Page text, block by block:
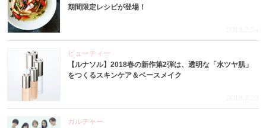
期間限定レシピが登場！
2018.2.24
ビューティー
【ルナソル】2018春の新作第2弾は、透明な「水ツヤ肌」
をつくるスキンケア＆ベースメイク
2018.2.23
カルチャー